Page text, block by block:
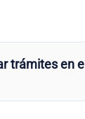
trámites en el